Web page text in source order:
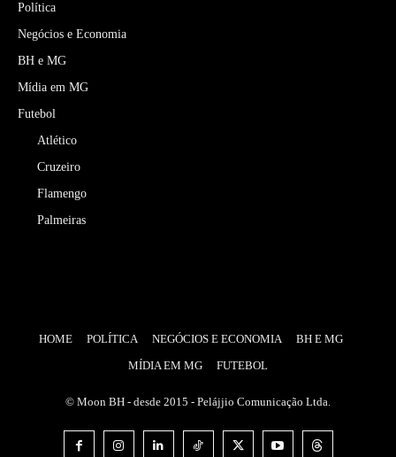
Política
Negócios e Economia
BH e MG
Mídia em MG
Futebol
Atlético
Cruzeiro
Flamengo
Palmeiras
HOME POLÍTICA NEGÓCIOS E ECONOMIA
BH E MG
MÍDIA EM MG
FUTEBOL
© Moon BH - desde 2015 - Pelájjio Comunicação Ltda.